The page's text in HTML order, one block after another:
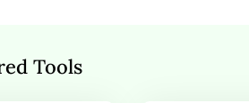
Tools